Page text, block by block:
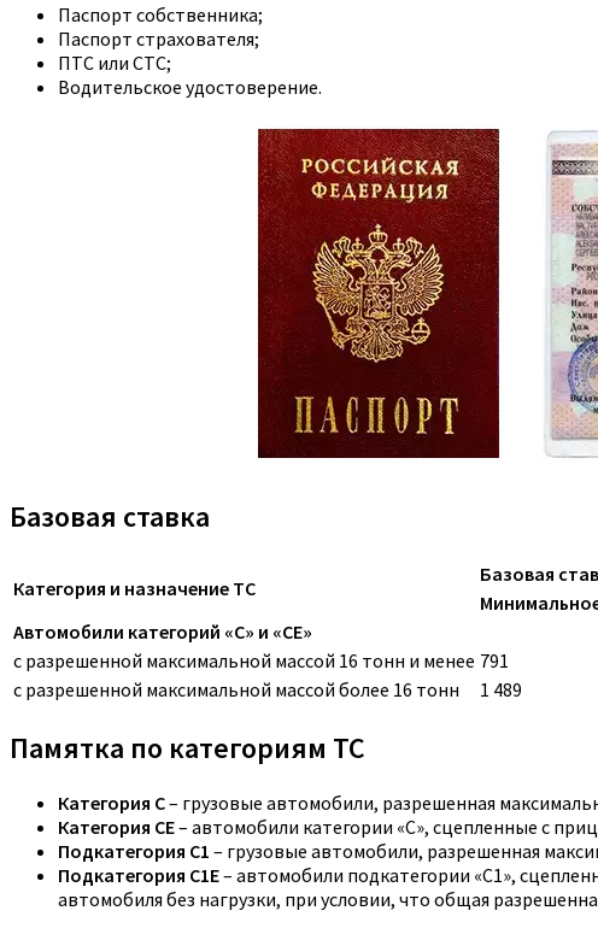
Паспорт собственника;
Паспорт страхователя;
ПТС или СТС;
Водительское удостоверение.
Базовая ставка
Категория и назначение ТС
Базовая
Автомобили категорий «C» и «CE»
с разрешенной максимальной массой 16 тонн и менее 791
с разрешенной максимальной массой более 16 тонн
1 489
Памятка по категориям ТС
Категория C– грузовые автомобили, разрешенная
Категория CE– автомобили категории «С», сцепленные с
Подкатегория C1 – грузовые автомобили, разрешенная
Подкатегория C1E– автомобили подкатегории «С1»,
автомобиля без нагрузки, при условии, что общая